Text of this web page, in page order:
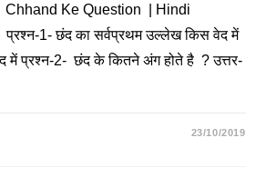
Chhand Ke Question | Hindi
1- छंद का सर्वप्रथम उल्लेख किस वेद में
में प्रश्न-2- छंद के कितने अंग होते है ? उत्तर-
23/10/2019